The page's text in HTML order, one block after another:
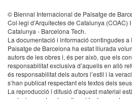
© Biennal Internacional de Paisatge de
Col·legi d’Arquitectes de Catalunya
Catalunya - Barcelona Tech.
La documentació i informació contingudes a
Paisatge de Barcelona ha estat lliurada
autors de les obres i, és per això, que els
responsabilitat exclusiva d’aquells en allò
és responsabilitat dels autors l’estil i la
s’han publicat respectant els textos dels
La reproducció i difusió d'aquest material